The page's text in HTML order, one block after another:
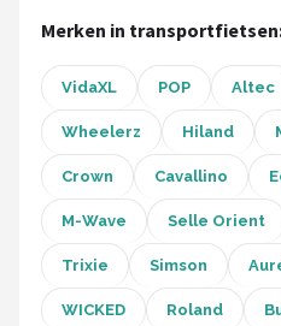
AXA
New Looxs
BBB Cycling
Schwalbe
Merken in
VidaXL POP Altec
Wheelerz Hiland
Crown Cavallino
M-Wave Selle Orient
Trixie Simson
WICKED Roland